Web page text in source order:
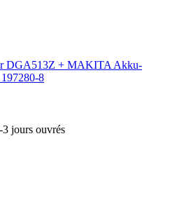
DGA513Z + MAKITA Akku-
8
jours ouvrés